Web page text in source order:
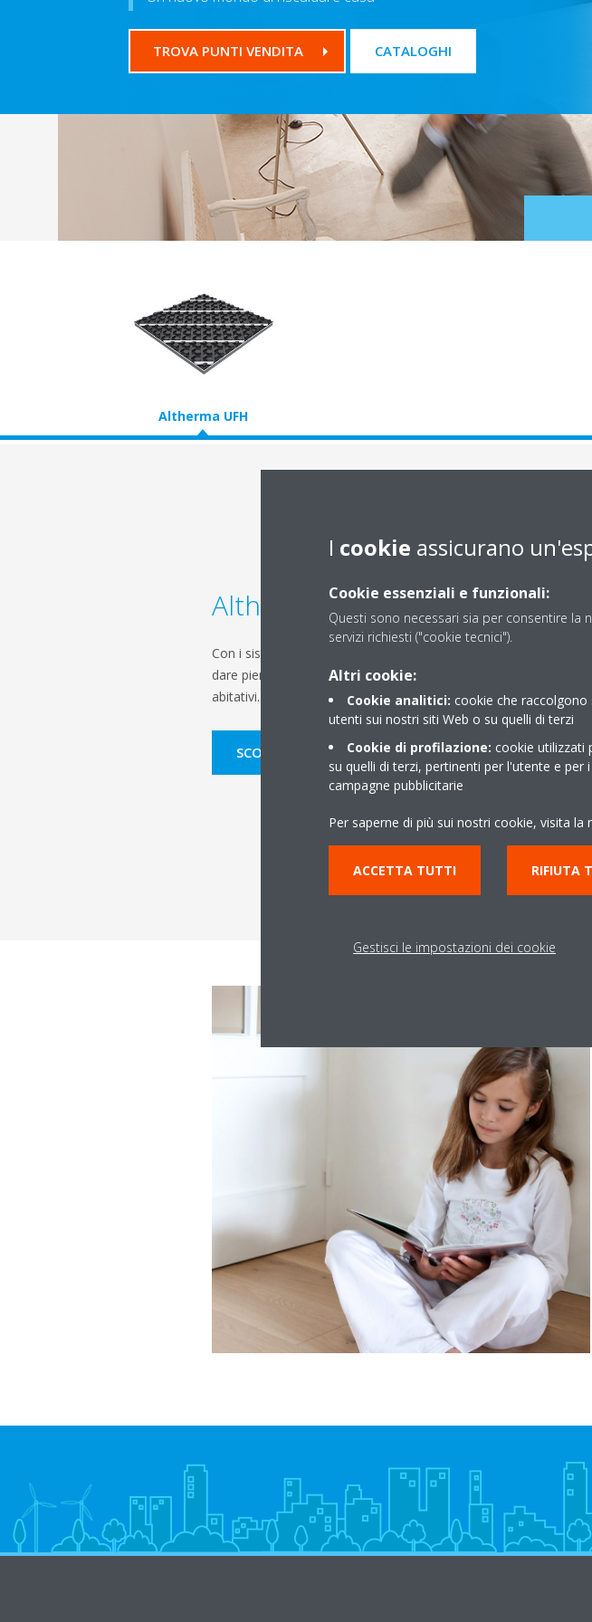
TROVA PUNTI VENDITA CATALOGHI
Altherma UFH
Altherma UFH
Con i sistemi di riscaldamento sottopavimento Daikin potrete
dare pienamente sfogo alla vostra creatività negli ambienti
abitativi.
SCOPRI DI PIÙ
I cookie assicurano
Cookie essenziali e funzionali:
Questi sono necessari sia per consentire la
servizi richiesti ("cookie tecnici").
Altri cookie:
Cookie analitici: cookie che
utenti sui nostri siti Web o su quelli di terzi
Cookie di profilazione: cookie utilizzati
su quelli di terzi, pertinenti per l'utente e
campagne pubblicitarie
Per saperne di più sui nostri cookie, visita la
ACCETTA TUTTI RIFIUTA
Gestisci le impostazioni dei cookie